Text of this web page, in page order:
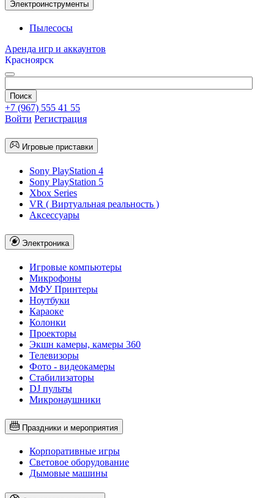
Электроинструменты
Пылесосы
Аренда игр и аккаунтов
Красноярск
+7 (967) 555 41 55
Войти Регистрация
Игровые приставки
Sony PlayStation 4
Sony PlayStation 5
Xbox Series
VR ( Виртуальная реальность )
Аксессуары
Электроника
Игровые компьютеры
Микрофоны
МФУ Принтеры
Ноутбуки
Караоке
Колонки
Проекторы
Экшн камеры, камеры 360
Телевизоры
Фото - видеокамеры
Стабилизаторы
DJ пульты
Микронаушники
Праздники и мероприятия
Корпоративные игры
Световое оборудование
Дымовые машины